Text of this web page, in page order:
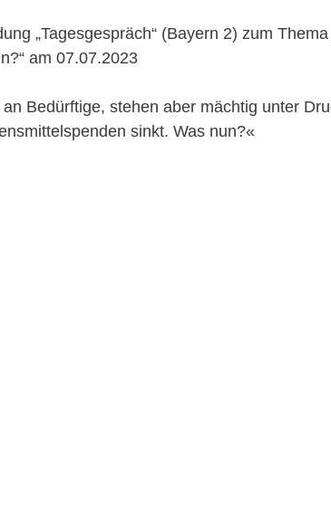
„Tagesgespräch“ (Bayern 2) zum
am 07.07.2023
Bedürftige, stehen aber mächtig unter
sinkt. Was nun?«